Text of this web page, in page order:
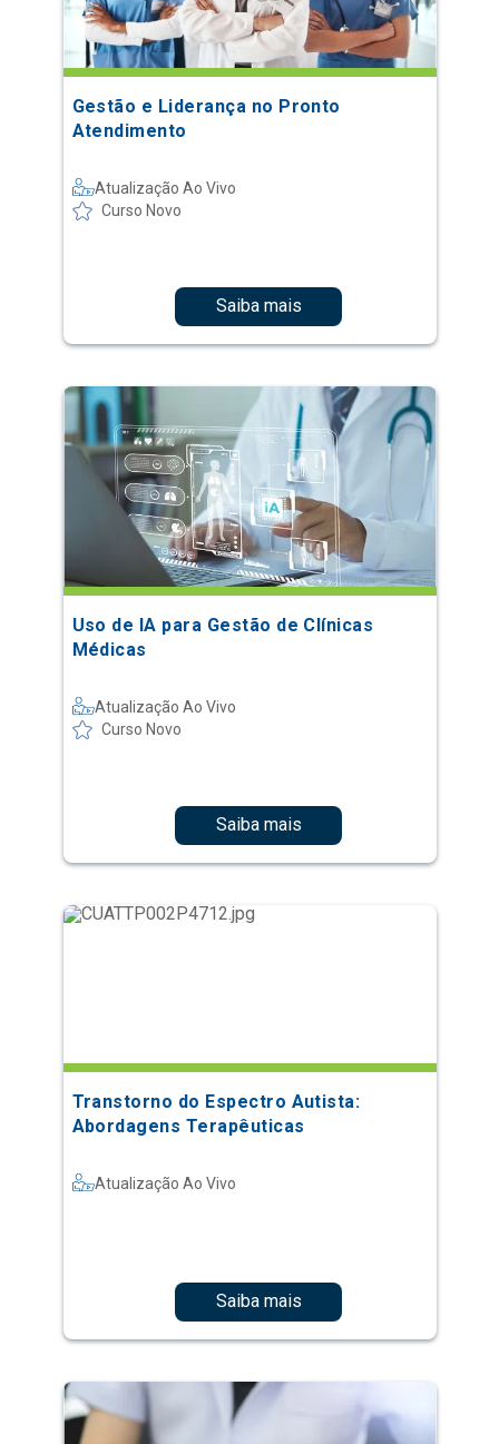
Gestão e Liderança no Pronto
Atendimento
Atualização Ao Vivo
Curso Novo
Saiba mais
Uso de IA para Gestão de Clínicas
Médicas
Atualização Ao Vivo
Curso Novo
Saiba mais
Transtorno do Espectro Autista:
Abordagens Terapêuticas
Atualização Ao Vivo
Saiba mais